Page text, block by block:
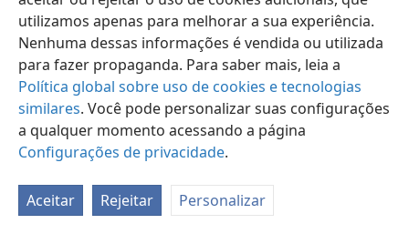
utilizamos apenas para melhorar a sua experiência.
Nenhuma dessas informações é vendida ou utilizada
para fazer propaganda. Para saber mais, leia a
Política global sobre uso de cookies e tecnologias
similares. Você pode personalizar suas configurações
a qualquer momento acessando a página
Configurações de privacidade.
Aceitar Rejeitar Personalizar
Configurações de Privacidade
JW.ORG Login